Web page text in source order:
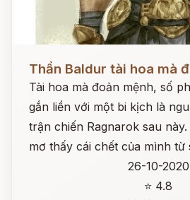
Đọc ngay
Thần Baldur tài hoa mà
Tài hoa mà đoản mệnh, số
gắn liền với một bi kịch là
trận chiến Ragnarok sau
mơ thấy cái chết của mình từ
26-10-2020
⭐ 4.8